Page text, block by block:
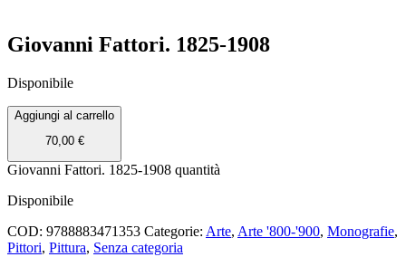
Giovanni Fattori. 1825-1908
Disponibile
Aggiungi al carrello
70,00 €
Giovanni Fattori. 1825-1908 quantità
Disponibile
COD: 9788883471353 Categorie: Arte, Arte '800-'900, Monografie,
Pittori, Pittura, Senza categoria